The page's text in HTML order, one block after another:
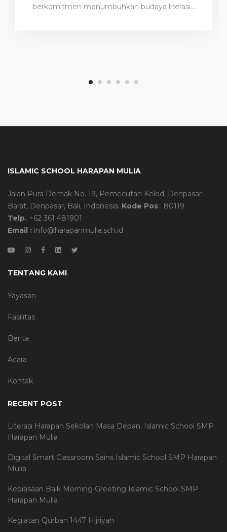
berkomitmen menumbuhkan budaya literasi…
ISLAMIC SCHOOL HARAPAN MULIA
Jalan Pura Demak No. 19, Pemecutan Kelod, Denpasar
Barat, Denpasar, Bali, Indonesia. Kode Pos : 80119
Telp. +62 361 481901
Email : info@harapanmulia.sch.id
TENTANG KAMI
Yayasan
Fasilitas
Berita
Acara
Kontak
RECENT POST
Literasi Harapan Sekolah Masa Depan. Islamic School SMP
Harapan Mulia
Digital Smart Classroom Sains Islamic School SMP Harapan
Mulia
Kebiasaan Baik Morning Greeting Islamic School SMP
Harapan Mulia
Kegiatan Qurban 1447 Hijriyah